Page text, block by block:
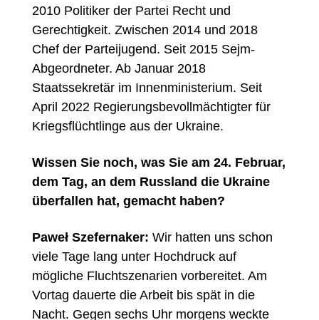
2010 Politiker der Partei Recht und
Gerechtigkeit. Zwischen 2014 und 2018
Chef der Parteijugend. Seit 2015 Sejm-
Abgeordneter. Ab Januar 2018
Staatssekretär im Innenministerium. Seit
April 2022 Regierungsbevollmächtigter für
Kriegsflüchtlinge aus der Ukraine.
Wissen Sie noch, was Sie am 24. Februar,
dem Tag, an dem Russland die Ukraine
ü berfallen hat, gemacht haben?
Paweł Szefernaker: Wir hatten uns schon
viele Tage lang unter Hochdruck auf
mögliche Fluchtszenarien vorbereitet. Am
Vortag dauerte die Arbeit bis spät in die
Nacht. Gegen sechs Uhr morgens weckte